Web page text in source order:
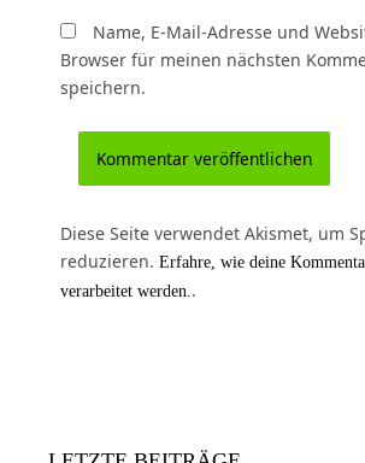
Name, E-Mail-Adresse und
Browser für meinen nächsten
speichern.
Diese Seite verwendet Akismet, um
reduzieren. Erfahre, wie deine
verarbeitet werden. .